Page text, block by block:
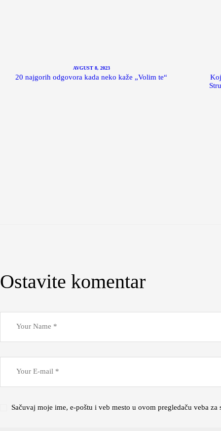
AVGUST 8, 2023
20 najgorih odgovora kada neko kaže „Volim te“
Ostavite komentar
Sačuvaj moje ime, e-poštu i veb mesto u ovom pregledaču veba za